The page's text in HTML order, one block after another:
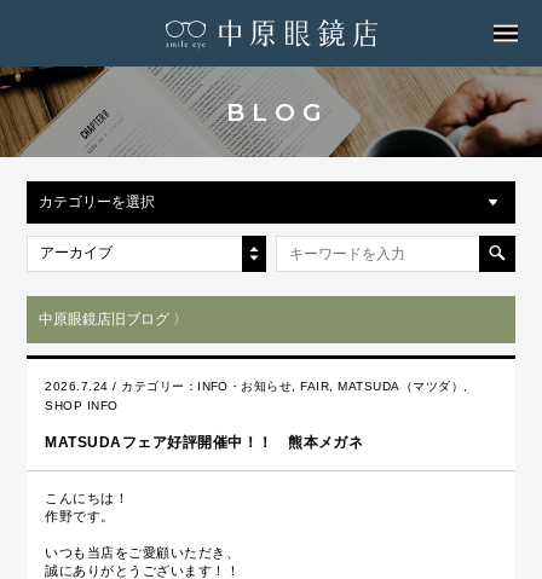
BLOG
カテゴリーを選択
アーカイブ
中原眼鏡店旧ブログ 〉
2026.7.24 / カテゴリー： INFO・お知らせ ,FAIR ,MATSUDA（マツダ）
SHOP INFO
MATSUDAフェア好評開催中！！ 熊本メガネ
こんにちは！
作野です。
いつも当店をご愛顧いただき、
誠にありがとうございます！！